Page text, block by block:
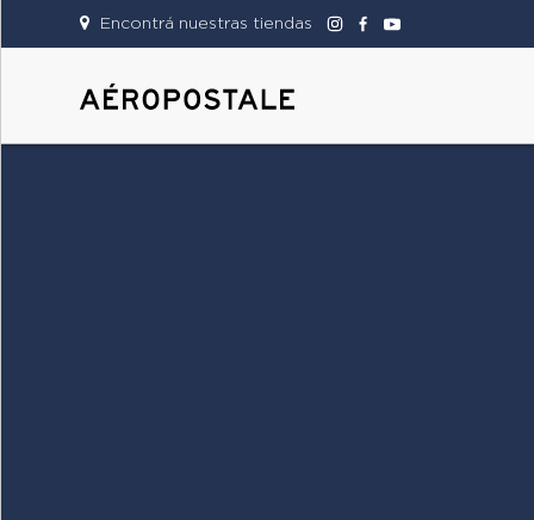
Encontrá nuestras tiendas